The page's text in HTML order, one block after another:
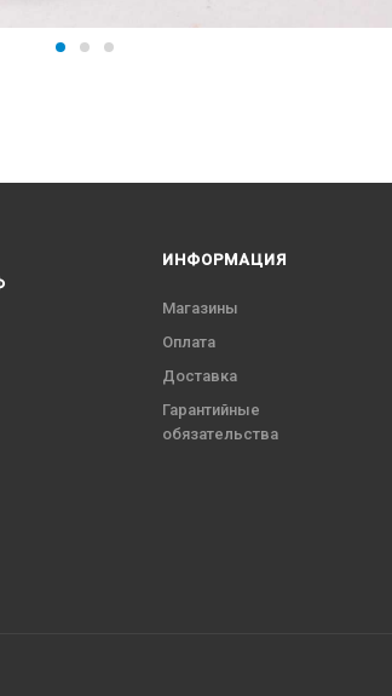
ИНФОРМАЦИЯ
Магазины
Оплата
Доставка
Гарантийные
обязательства